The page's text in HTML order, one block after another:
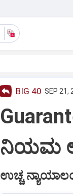
BIG 40 SEP 21,
ನಿಯಮ
ಉಚ್ಚ